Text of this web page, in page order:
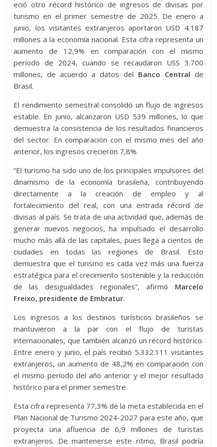
eció otro récord histórico de ingresos de divisas por
turismo en el primer semestre de 2025. De enero a
junio, los visitantes extranjeros aportaron USD 4.187
millones a la economía nacional. Esta cifra representa un
aumento de 12,9% en comparación con el mismo
período de 2024, cuando se recaudaron USS 3.700
millones, de acuerdo a datos del Banco Central de
Brasil.
El rendimiento semestral consolidó un flujo de ingresos
estable. En junio, alcanzaron USD 539 millones, lo que
demuestra la consistencia de los resultados financieros
del sector. En comparación con el mismo mes del año
anterior, los ingresos crecieron 7,8%.
“El turismo ha sido uno de los principales impulsores del
dinamismo de la economía brasileña, contribuyendo
directamente a la creación de empleo y al
fortalecimiento del real, con una entrada récord de
divisas al país. Se trata de una actividad que, además de
generar nuevos negocios, ha impulsado el desarrollo
mucho más allá de las capitales, pues llega a cientos de
ciudades en todas las regiones de Brasil. Esto
demuestra que el turismo es cada vez más una fuerza
estratégica para el crecimiento sostenible y la reducción
de las desigualdades regionales”, afirmó Marcelo
Freixo, presidente de Embratur.
Los ingresos a los destinos turísticos brasileños se
mantuvieron a la par con el flujo de turistas
internacionales, que también alcanzó un récord histórico.
Entre enero y junio, el país recibió 5.332.111 visitantes
extranjeros, un aumento de 48,2% en comparación con
el mismo período del año anterior y el mejor resultado
histórico para el primer semestre.
Esta cifra representa 77,3% de la meta establecida en el
Plan Nacional de Turismo 2024-2027 para este año, que
proyecta una afluencia de 6,9 millones de turistas
extranjeros. De mantenerse este ritmo, Brasil podría